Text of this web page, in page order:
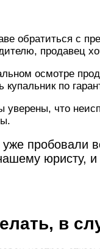
обратиться с
продавец
осмотре
купальник по
что
пробовали
юристу, и
в